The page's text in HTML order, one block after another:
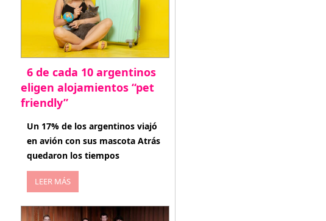
6 de cada 10 argentinos
eligen alojamientos “pet
friendly”
abril 27, 2026
Un 17% de los argentinos viajó
en avión con sus mascota Atrás
quedaron los tiempos
LEER MÁS